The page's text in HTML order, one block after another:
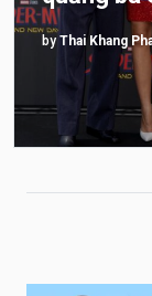
by Thai Khang